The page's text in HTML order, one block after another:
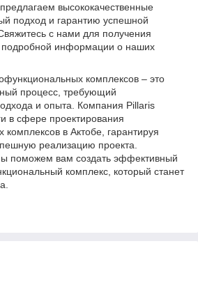
высококачественные
подход и гарантию успешной
с нами для получения
подробной информации о наших
комплексов – это
процесс, требующий
и опыта. Компания Pillaris
в сфере проектирования
в Актобе, гарантируя
реализацию проекта.
поможем вам создать эффективный
комплекс, который станет